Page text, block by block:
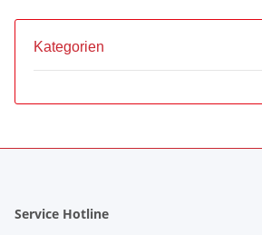
Kategorien
Service Hotline